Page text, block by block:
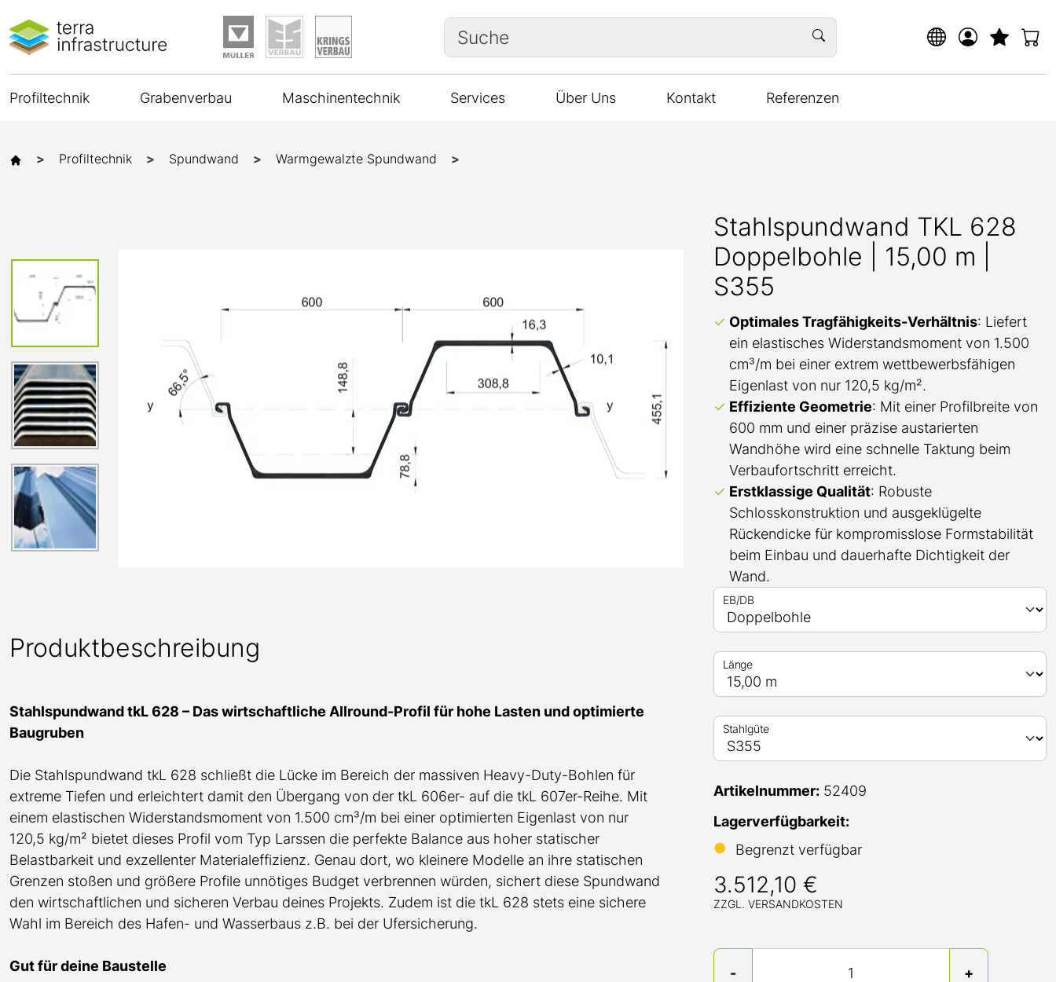
Suche
Profiltechnik Grabenverbau Maschinentechnik Services Über Uns Kontakt Referenzen
Profiltechnik Spundwand Warmgewalzte Spundwand
Produktbeschreibung
Stahlspundwand tkL 628 – Das wirtschaftliche Allround-Profil für hohe Lasten und optimierte
Baugruben
Die Stahlspundwand tkL 628 schließt die Lücke im Bereich der massiven Heavy-Duty-Bohlen für
extreme Tiefen und erleichtert damit den Übergang von der tkL 606er- auf die tkL 607er-Reihe. Mit
einem elastischen Widerstandsmoment von 1.500 cm³/m bei einer optimierten Eigenlast von nur
120,5 kg/m² bietet dieses Profil vom Typ Larssen die perfekte Balance aus hoher statischer
Belastbarkeit und exzellenter Materialeffizienz. Genau dort, wo kleinere Modelle an ihre statischen
Grenzen stoßen und größere Profile unnötiges Budget verbrennen würden, sichert diese Spundwand
den wirtschaftlichen und sicheren Verbau deines Projekts. Zudem ist die tkL 628 stets eine sichere
Wahl im Bereich des Hafen- und Wasserbaus z.B. bei der Ufersicherung.
Gut für deine Baustelle
Stahlspundwand TKL 628
Doppelbohle | 15,00 m |
S355
Optimales Tragfähigkeits-Verhältnis: Liefert
ein elastisches Widerstandsmoment von 1.500
cm³/m bei einer extrem wettbewerbsfähigen
Eigenlast von nur 120,5 kg/m².
Effiziente Geometrie: Mit einer Profilbreite von
600 mm und einer präzise austarierten
Wandhöhe wird eine schnelle Taktung beim
Verbaufortschritt erreicht.
Erstklassige Qualität: Robuste
Schlosskonstruktion und ausgeklügelte
Rückendicke für kompromisslose Formstabilität
beim Einbau und dauerhafte Dichtigkeit der
Wand.
EB/DB
Länge
Stahlgüte
Artikelnummer: 52409
Lagerverfügbarkeit:
●
Begrenzt verfügbar
3.512,10 €
ZZGL. VERSANDKOSTEN
-
Menge
+